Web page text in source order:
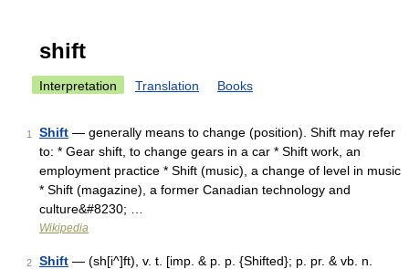
shift
Interpretation Translation Books
1 Shift — generally means to change (position). Shift may refer
to: * Gear shift, to change gears in a car * Shift work, an
employment practice * Shift (music), a change of level in music
* Shift (magazine), a former Canadian technology and
culture&#8230; …
Wikipedia
2 Shift — (sh[i^]ft), v. t. [imp. & p. p. {Shifted}; p. pr. & vb. n.